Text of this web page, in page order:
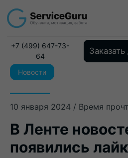
Новости
10 января 2024 / Время
В Ленте
появились